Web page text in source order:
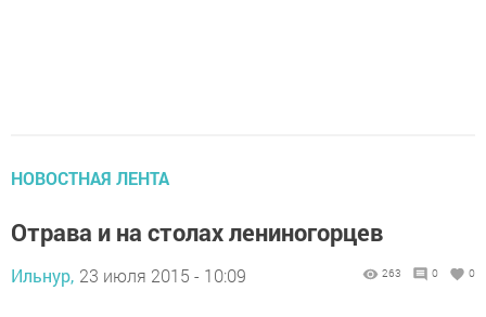
НОВОСТНАЯ ЛЕНТА
Отрава и на столах лениногорцев
Ильнур, 23 июля 2015 - 10:09 263 0 0